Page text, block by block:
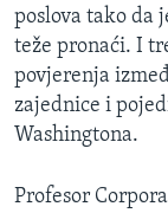
poslova tako da
teže pronaći. I
povjerenja
zajednice i
Washingtona.
Profesor